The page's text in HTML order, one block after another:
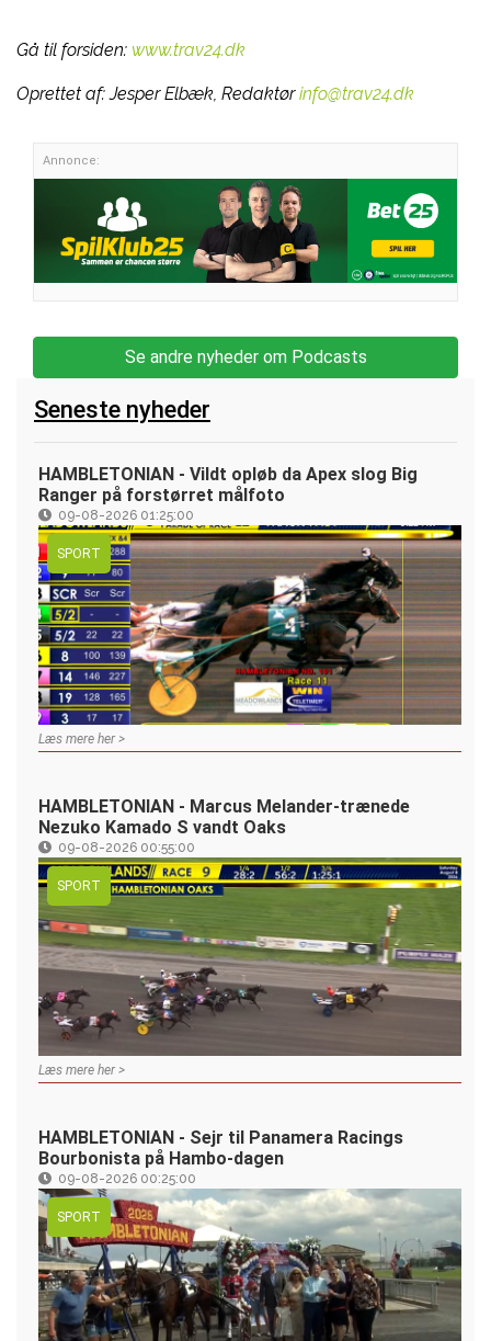
Gå til forsiden: www.trav24.dk
Oprettet af:Jesper Elbæk, Redaktør info@trav24.dk
Annonce:
Se andre nyheder om Podcasts
Seneste nyheder
HAMBLETONIAN - Vildt opløb da Apex slog Big
Ranger på forstørret målfoto
09-08-2026 01:25:00
SPORT
Læs mere her >
HAMBLETONIAN - Marcus Melander-trænede
Nezuko Kamado S vandt Oaks
09-08-2026 00:55:00
SPORT
Læs mere her >
HAMBLETONIAN - Sejr til Panamera Racings
Bourbonista på Hambo-dagen
09-08-2026 00:25:00
SPORT